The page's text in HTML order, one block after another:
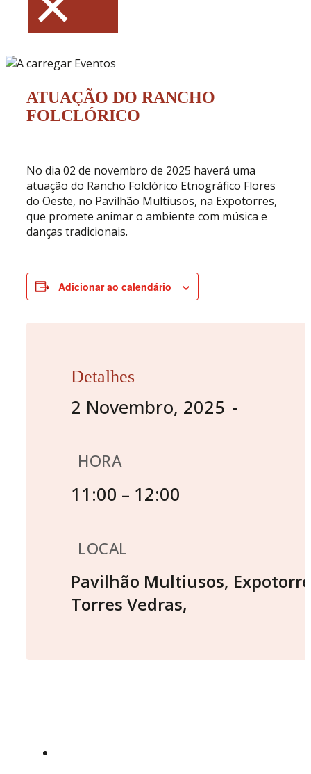
ATUAÇÃO DO RANCHO
FOLCLÓRICO
No dia 02 de novembro de 2025 haverá uma
atuação do Rancho Folclórico Etnográfico Flores
do Oeste, no Pavilhão Multiusos, na Expotorres,
que promete animar o ambiente com música e
danças tradicionais.
Adicionar ao calendário
Detalhes
2 Novembro, 2025
HORA
11:00 – 12:00
LOCAL
Pavilhão Multiusos,
Torres Vedras,